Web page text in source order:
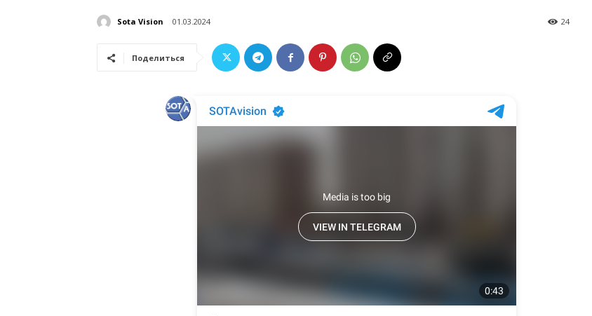
Sota Vision 01.03.2024 24
Поделиться